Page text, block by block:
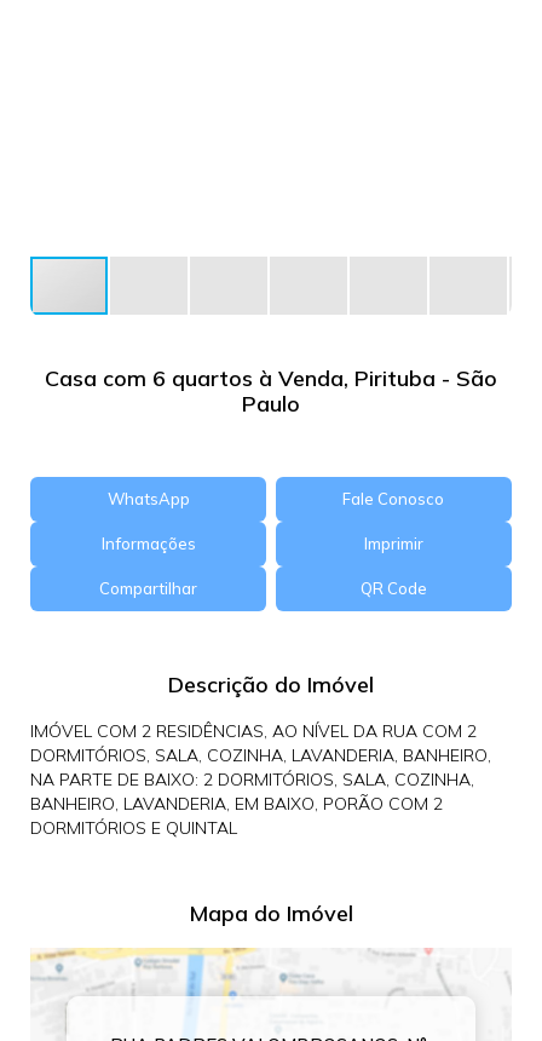
Casa com 6 quartos à Venda, Pirituba - São
Paulo
WhatsApp Fale Conosco
Informações Imprimir
Compartilhar QR Code
Descrição do Imóvel
IMÓVEL COM 2 RESIDÊNCIAS, AO NÍVEL DA RUA COM 2
DORMITÓRIOS, SALA, COZINHA, LAVANDERIA, BANHEIRO,
NA PARTE DE BAIXO: 2 DORMITÓRIOS, SALA, COZINHA,
BANHEIRO, LAVANDERIA, EM BAIXO, PORÃO COM 2
DORMITÓRIOS E QUINTAL
Mapa do Imóvel